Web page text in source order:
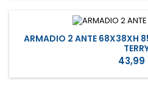
ARMADIO 2 ANTE 68X38XH
Prezzo
43,99